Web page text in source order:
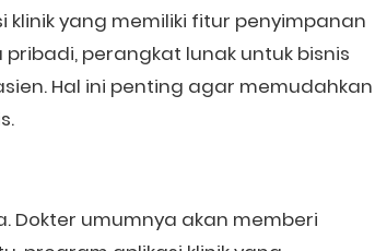
klinik yang memiliki fitur penyimpanan
perangkat lunak untuk bisnis
Hal ini penting agar memudahkan
Dokter umumnya akan memberi